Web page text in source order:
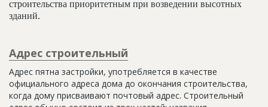
строительства приоритетным при возведении высотных
зданий.
Адрес строительный
Адрес пятна застройки, употребляется в качестве
официального адреса дома до окончания строительства,
когда дому присваивают почтовый адрес. Строительный